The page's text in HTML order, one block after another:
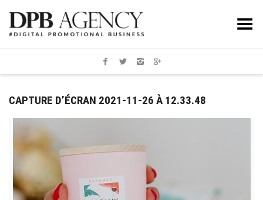
Toggle Menu
CAPTURE D’ÉCRAN 2021-11-26 À 12.33.48